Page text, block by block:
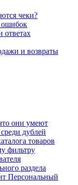
чеки?
и возвраты
они умеют
дублей
товаров
фильтру
раздела
Персональный